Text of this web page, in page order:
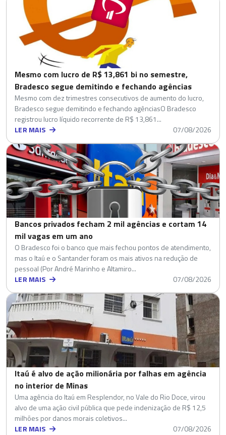
Mesmo com lucro de R$ 13,861 bi no semestre,
Bradesco segue demitindo e fechando agências
Mesmo com dez trimestres consecutivos de aumento do lucro,
Bradesco segue demitindo e fechando agênciasO Bradesco
registrou lucro líquido recorrente de R$ 13,861...
LER MAIS
07/08/2026
Bancos privados fecham 2 mil agências e cortam 14
mil vagas em um ano
O Bradesco foi o banco que mais fechou pontos de atendimento,
mas o Itaú e o Santander foram os mais ativos na redução de
pessoal (Por André Marinho e Altamiro...
LER MAIS
07/08/2026
Itaú é alvo de ação milionária por falhas em agência
no interior de Minas
Uma agência do Itaú em Resplendor, no Vale do Rio Doce, virou
alvo de uma ação civil pública que pede indenização de R$ 12,5
milhões por danos morais coletivos...
LER MAIS
07/08/2026